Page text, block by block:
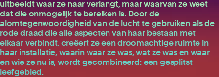
uitbeeldt waar ze naar verlangt, maar waarvan ze weet
dat die onmogelijk te bereiken is. Door de
alomtegenwoordigheid van de lucht te gebruiken als de
rode draad die alle aspecten van haar bestaan met
elkaar verbindt, creëert ze een droomachtige ruimte in
haar installatie, waarin waar ze was, wat ze was en waar
en wie ze nu is, wordt gecombineerd: een gesplitst
leefgebied.